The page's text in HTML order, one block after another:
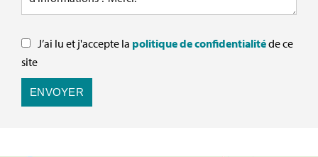
J’ai lu et j'accepte la politique de confidentialitéde ce
site
ENVOYER